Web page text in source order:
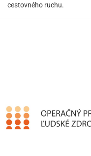
cestovného ruchu.